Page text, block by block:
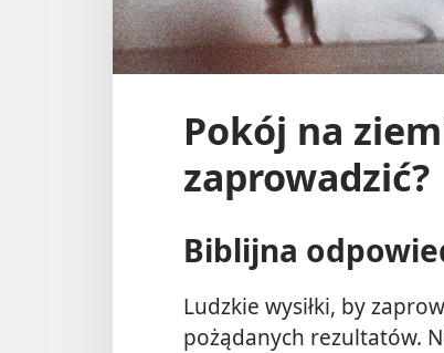
Pokój na
zaprowadzić?
Biblijna
Ludzkie wysiłki, by
pożądanych rezultatów.